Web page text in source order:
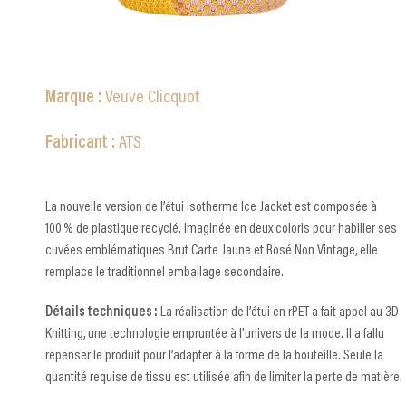
Marque : Veuve Clicquot
Fabricant : ATS
La nouvelle version de l’étui isotherme Ice Jacket est composée à
100 % de plastique recyclé. Imaginée en deux coloris pour habiller ses
cuvées emblématiques Brut Carte Jaune et Rosé Non Vintage, elle
remplace le traditionnel emballage secondaire.
Détails techniques : La réalisation de l’étui en rPET a fait appel au 3D
Knitting, une technologie empruntée à l’univers de la mode. Il a fallu
repenser le produit pour l’adapter à la forme de la bouteille. Seule la
quantité requise de tissu est utilisée afin de limiter la perte de matière.